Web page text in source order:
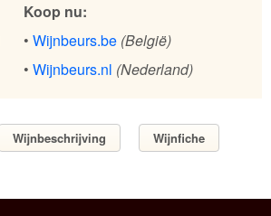
Koop nu:
• Wijnbeurs.be (België)
• Wijnbeurs.nl (Nederland)
Wijnbeschrijving Wijnfiche